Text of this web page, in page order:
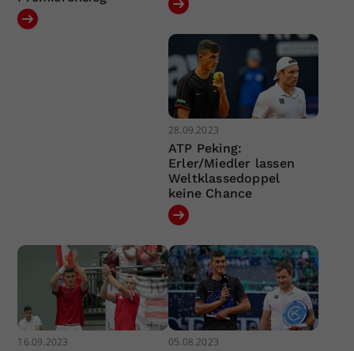
28.09.2023
ATP Peking:
Erler/Miedler lassen
Weltklassedoppel
keine Chance
16.09.2023 05.08.2023